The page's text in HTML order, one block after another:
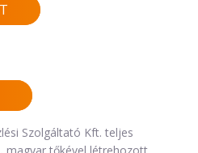
Szolgáltató Kft. teljes